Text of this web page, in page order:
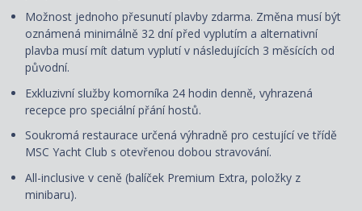
Možnost jednoho přesunutí plavby zdarma. Změna musí být
oznámená minimálně 32 dní před vyplutím a alternativní
plavba musí mít datum vyplutí v následujících 3 měsících od
původní.
Exkluzivní služby komorníka 24 hodin denně, vyhrazená
recepce pro speciální přání hostů.
Soukromá restaurace určená výhradně pro cestující ve třídě
MSC Yacht Club s otevřenou dobou stravování.
All-inclusive v ceně (balíček Premium Extra, položky z
minibaru).